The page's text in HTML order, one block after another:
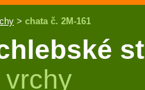
> chata č. 2M-161